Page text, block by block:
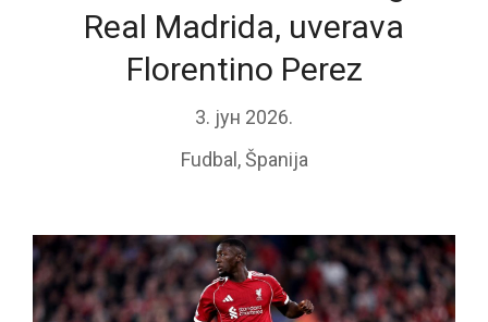
Real Madrida, uverava
Florentino Perez
3. јун 2026.
Fudbal ,Španija